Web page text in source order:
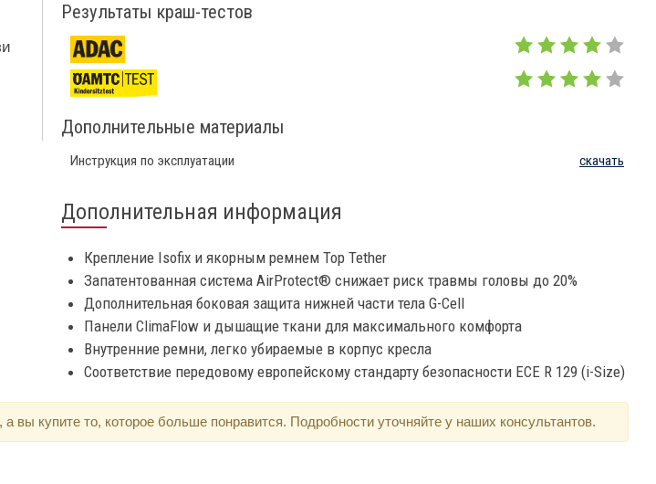
Результаты краш-тестов
Дополнительные материалы
Инструкция по эксплуатации скачать
Дополнительная информация
Крепление Isofix и якорным ремнем Top Tether
Запатентованная система AirProtect® снижает риск травмы головы до 20%
Дополнительная боковая защита нижней части тела G-Cell
Панели ClimaFlow и дышащие ткани для максимального комфорта
Внутренние ремни, легко убираемые в корпус кресла
Соответствие передовому европейскому стандарту безопасности ECE R 129 (i-Size)
купите то, которое больше понравится. Подробности уточняйте у наших консультантов.